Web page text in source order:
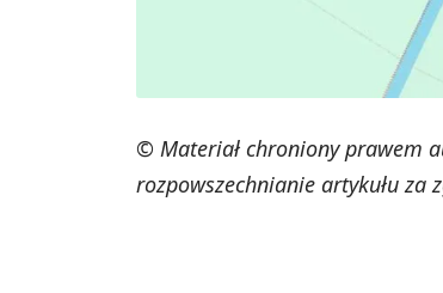
© Materiał chroniony prawem
rozpowszechnianie artykułu za